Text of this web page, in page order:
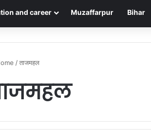
and career Muzaffarpur Bihar
/ताजमहल